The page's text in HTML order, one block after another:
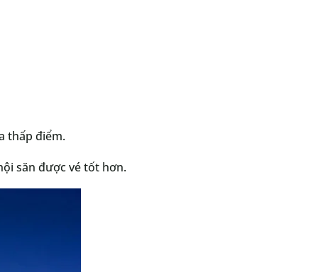
thấp điểm.
săn được vé tốt hơn.